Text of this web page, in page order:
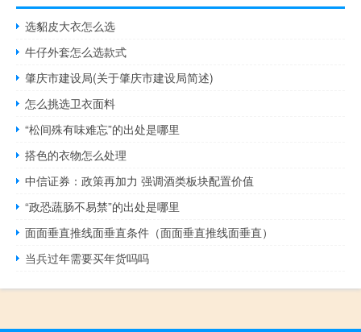
选貂皮大衣怎么选
牛仔外套怎么选款式
肇庆市建设局(关于肇庆市建设局简述)
怎么挑选卫衣面料
“松间殊有味难忘”的出处是哪里
搭色的衣物怎么处理
中信证券：政策再加力 强调酒类板块配置价值
“政恐蔬肠不易禁”的出处是哪里
面面垂直推线面垂直条件（面面垂直推线面垂直）
当兵过年需要买年货吗吗